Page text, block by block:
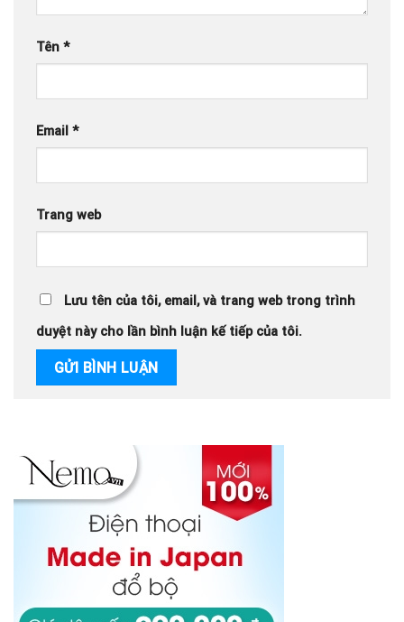
Tên *
Email *
Trang web
Lưu tên của tôi, email, và trang web trong trình
duyệt này cho lần bình luận kế tiếp của tôi.